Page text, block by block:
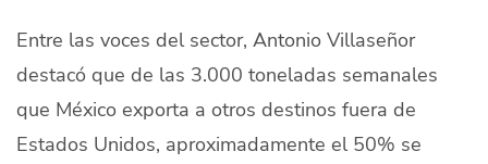
Entre las voces del sector, Antonio Villaseñor
destacó que de las 3.000 toneladas semanales
que México exporta a otros destinos fuera de
Estados Unidos, aproximadamente el 50% se